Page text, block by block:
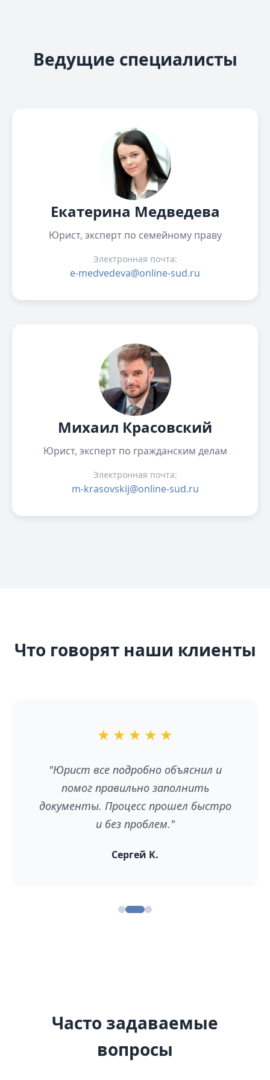
Ведущие специалисты
Екатерина Медведева
Юрист, эксперт по семейному праву
Электронная почта:
e-medvedeva@online-sud.ru
Михаил Красовский
Юрист, эксперт по гражданским делам
Электронная почта:
m-krasovskij@online-sud.ru
Что говорят наши клиенты
★ ★ ★ ★ ★
"Юрист все подробно объяснил и
помог правильно заполнить
документы. Процесс прошел быстро
и без проблем."
Сергей К.
Часто задаваемые
вопросы